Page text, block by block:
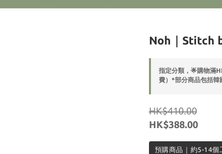
Noh｜Stitch
指定分類，🌟購物滿
費）*部分商品包括韓
HK$410.00
HK$388.00
預購商品｜約5-14個